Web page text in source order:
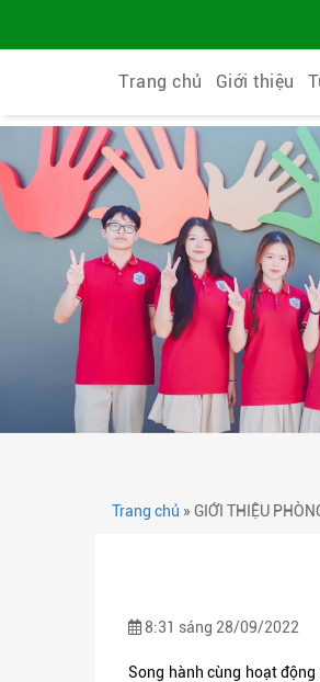
Trang chủ Giới thiệu
Trang chủ » GIỚI THIỆU
8:31 sáng 28/09/2022
Song hành cùng hoạt